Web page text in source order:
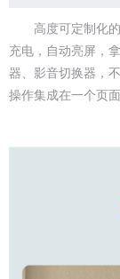
高度可定制化
充电，自动亮屏，
器、影音切换器，
操作集成在一个页